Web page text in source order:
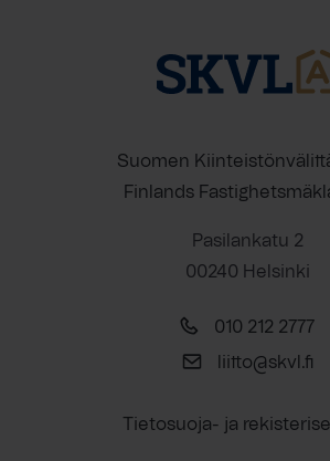
Suomen
Finlands
Pasilankatu 2
00240 Helsinki
010 212 2777
liitto@skvl.fi
Tietosuoja- ja